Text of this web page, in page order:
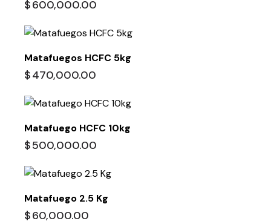
$600,000.00
Matafuegos HCFC 5kg
$470,000.00
Matafuego HCFC 10kg
$500,000.00
Matafuego 2.5 Kg
$60,000.00